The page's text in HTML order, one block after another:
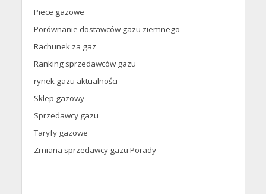
Piece gazowe
Porównanie dostawców gazu ziemnego
Rachunek za gaz
Ranking sprzedawców gazu
rynek gazu aktualności
Sklep gazowy
Sprzedawcy gazu
Taryfy gazowe
Zmiana sprzedawcy gazu Porady